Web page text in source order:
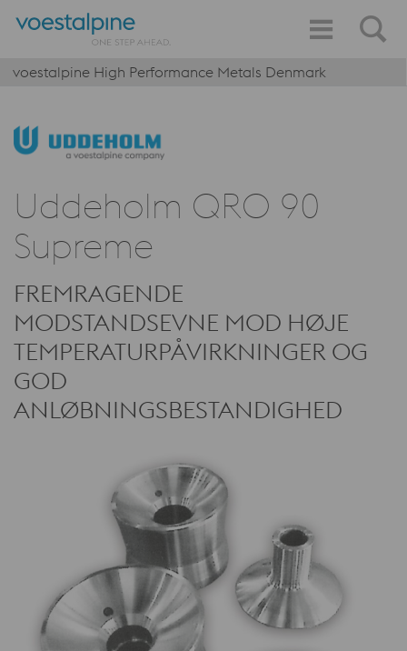
voestalpine High Performance Metals Denmark
Uddeholm QRO 90
Supreme
FREMRAGENDE
MODSTANDSEVNE MOD HØJE
TEMPERATURPÅVIRKNINGER OG
GOD
ANLØBNINGSBESTANDIGHED